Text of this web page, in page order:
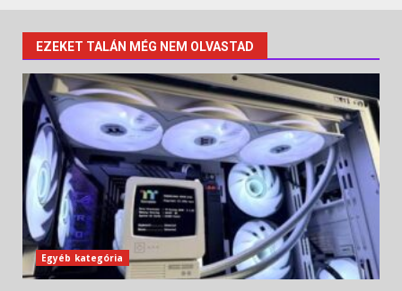
EZEKET TALÁN MÉG NEM OLVASTAD
Egyéb kategória